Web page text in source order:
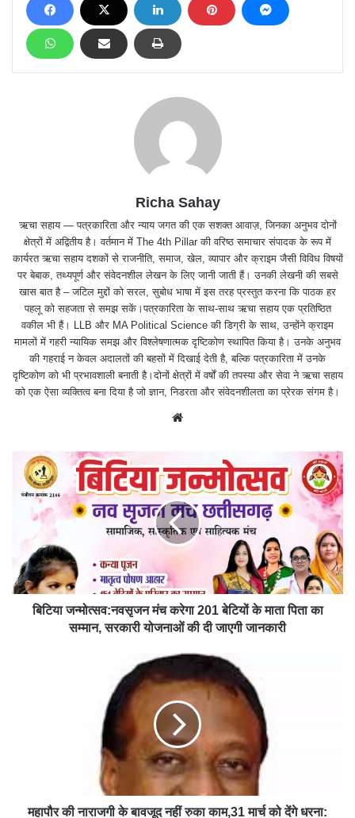
Richa Sahay
ऋचा सहाय — पत्रकारिता और न्याय जगत की एक सशक्त आवाज़, जिनका अनुभव दोनों
क्षेत्रों में अद्वितीय है। वर्तमान में The 4th Pillar की वरिष्ठ समाचार संपादक के रूप में
कार्यरत ऋचा सहाय दशकों से राजनीति, समाज, खेल, व्यापार और क्राइम जैसी विविध विषयों
पर बेबाक, तथ्यपूर्ण और संवेदनशील लेखन के लिए जानी जाती हैं। उनकी लेखनी की सबसे
खास बात है – जटिल मुद्दों को सरल, सुबोध भाषा में इस तरह प्रस्तुत करना कि पाठक हर
पहलू को सहजता से समझ सकें।पत्रकारिता के साथ-साथ ऋचा सहाय एक प्रतिष्ठित
वकील भी हैं। LLB और MA Political Science की डिग्री के साथ, उन्होंने क्राइम
मामलों में गहरी न्यायिक समझ और विश्लेषणात्मक दृष्टिकोण स्थापित किया है। उनके अनुभव
की गहराई न केवल अदालतों की बहसों में दिखाई देती है, बल्कि पत्रकारिता में उनके
दृष्टिकोण को भी प्रभावशाली बनाती है।दोनों क्षेत्रों में वर्षों की तपस्या और सेवा ने ऋचा सहाय
को एक ऐसा व्यक्तित्व बना दिया है जो ज्ञान, निडरता और संवेदनशीलता का प्रेरक संगम है।
बिटिया जन्मोत्सव:नवसृजन मंच करेगा 201 बेटियों के माता पिता का
सम्मान, सरकारी योजनाओं की दी जाएगी जानकारी
महापौर की नाराजगी के बावजूद नहीं रुका काम,31 मार्च को देंगे धरना: